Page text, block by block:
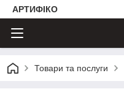
АРТИФІКО
Товари та послуги